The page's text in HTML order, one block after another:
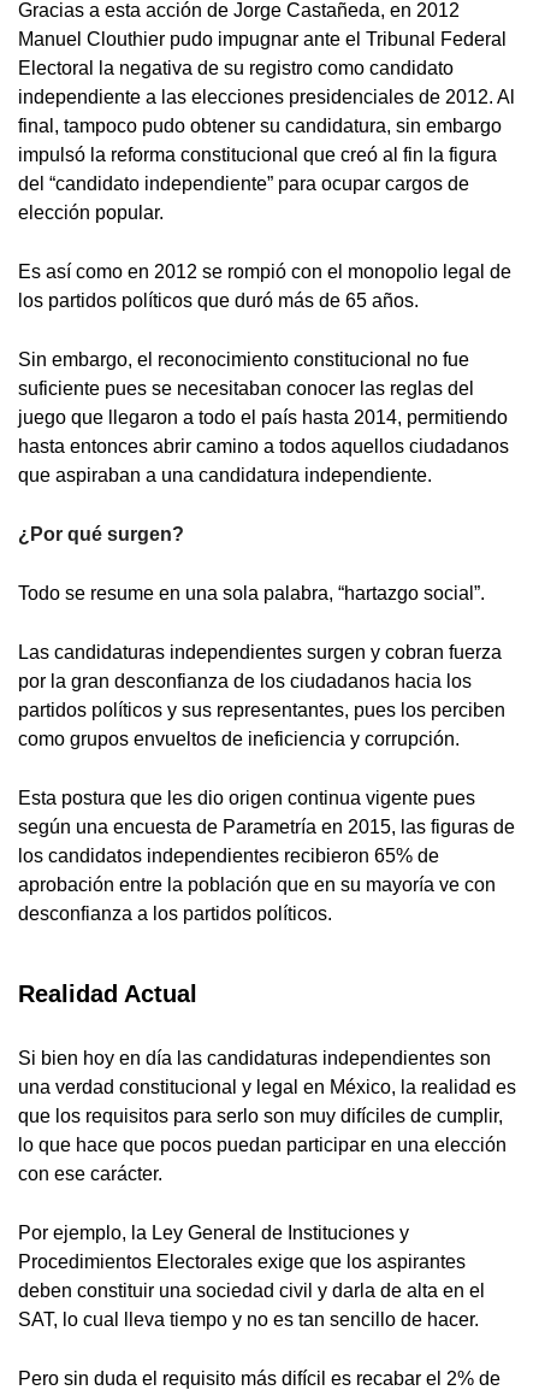
Gracias a esta acción de Jorge Castañeda, en 2012
Manuel Clouthier pudo impugnar ante el Tribunal Federal
Electoral la negativa de su registro como candidato
independiente a las elecciones presidenciales de 2012. Al
final, tampoco pudo obtener su candidatura, sin embargo
impulsó la reforma constitucional que creó al fin la figura
del “candidato independiente” para ocupar cargos de
elección popular.
Es así como en 2012 se rompió con el monopolio legal de
los partidos políticos que duró más de 65 años.
Sin embargo, el reconocimiento constitucional no fue
suficiente pues se necesitaban conocer las reglas del
juego que llegaron a todo el país hasta 2014, permitiendo
hasta entonces abrir camino a todos aquellos ciudadanos
que aspiraban a una candidatura independiente.
¿Por qué surgen?
Todo se resume en una sola palabra, “hartazgo social”.
Las candidaturas independientes surgen y cobran fuerza
por la gran desconfianza de los ciudadanos hacia los
partidos políticos y sus representantes, pues los perciben
como grupos envueltos de ineficiencia y corrupción.
Esta postura que les dio origen continua vigente pues
según una encuesta de Parametría en 2015, las figuras de
los candidatos independientes recibieron 65% de
aprobación entre la población que en su mayoría ve con
desconfianza a los partidos políticos.
Realidad Actual
Si bien hoy en día las candidaturas independientes son
una verdad constitucional y legal en México, la realidad es
que los requisitos para serlo son muy difíciles de cumplir,
lo que hace que pocos puedan participar en una elección
con ese carácter.
Por ejemplo, la Ley General de Instituciones y
Procedimientos Electorales exige que los aspirantes
deben constituir una sociedad civil y darla de alta en el
SAT, lo cual lleva tiempo y no es tan sencillo de hacer.
Pero sin duda el requisito más difícil es recabar el 2% de